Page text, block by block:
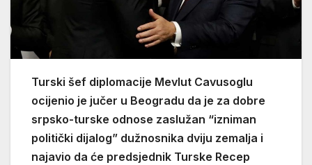
Turski šef diplomacije Mevlut Cavusoglu
ocijenio je jučer u Beogradu da je za dobre
srpsko-turske odnose zaslužan “izniman
politički dijalog” dužnosnika dviju zemalja i
najavio da će predsjednik Turske Recep